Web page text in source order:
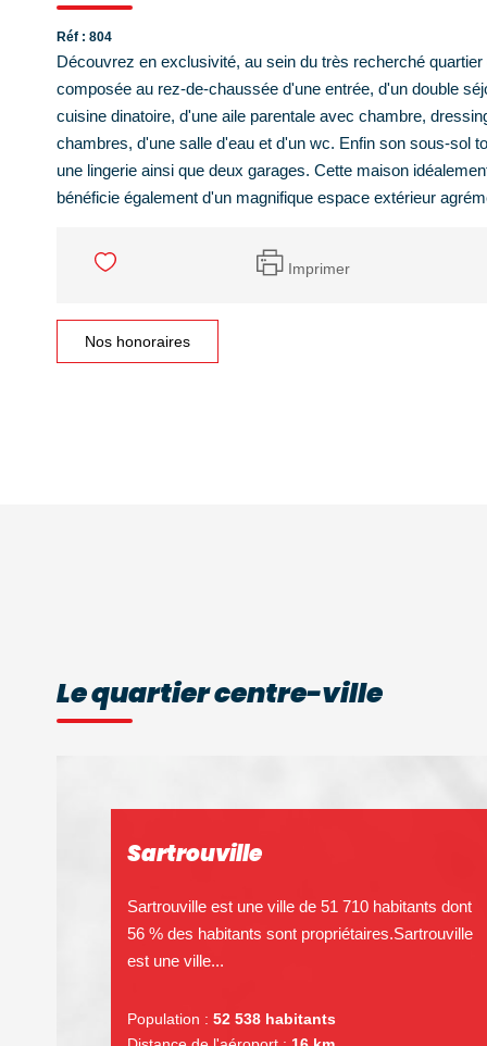
Réf : 804
Découvrez en exclusivité, au sein du très recherché
composée au rez-de-chaussée d'une entrée, d'un double
cuisine dinatoire, d'une aile parentale avec chambre,
chambres, d'une salle d'eau et d'un wc. Enfin son sous-sol
une lingerie ainsi que deux garages. Cette maison
bénéficie également d'un magnifique espace extérieur
Imprimer
Nos honoraires
Le quartier centre-ville
Sartrouville
Sartrouville est une ville de 51 710 habitants dont
56 % des habitants sont propriétaires.Sartrouville
est une ville...
Population : 52 538 habitants